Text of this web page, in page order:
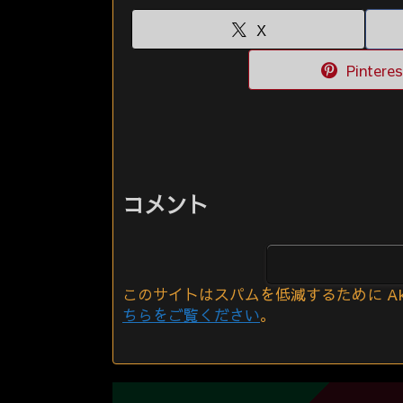
X
コメント
このサイトはスパムを低減するために
ちらをご覧ください。